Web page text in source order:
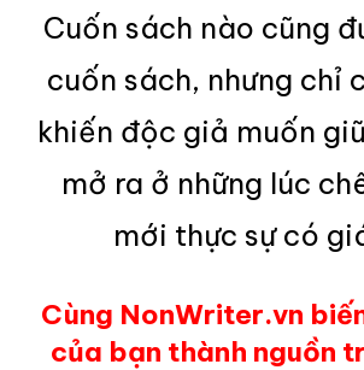
Cuốn sách nào cũng
cuốn sách, nhưng chỉ
khiến độc giả muốn
mở ra ở những lúc
mới thực sự có
Cùng NonWriter.vn
của bạn thành nguồn